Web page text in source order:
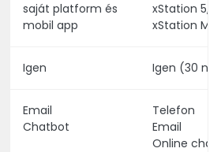
saját platform és
mobil app
xStation 5,
xStation
Igen Igen (30
Email
Chatbot
Telefon
Email
Online chat